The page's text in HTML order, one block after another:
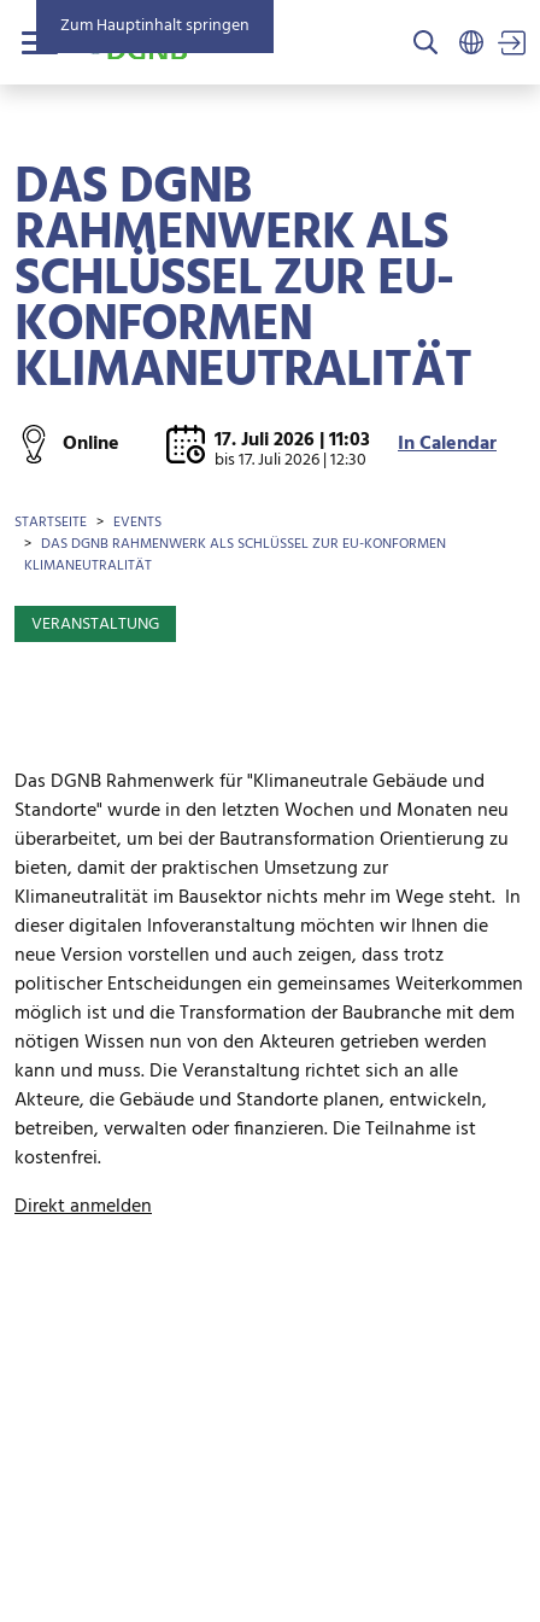
Zum Hauptinhalt springen
Menü
DAS DGNB
RAHMENWERK ALS
SCHLÜSSEL ZUR EU-
KONFORMEN
KLIMANEUTRALITÄT
Online 17. Juli 2026 | 11:03
bis17. Juli 2026 | 12:30 In Calendar
BROTKRÜMEL
STARTSEITE
EVENTS
DAS DGNB RAHMENWERK ALS SCHLÜSSEL ZUR EU-KONFORMEN
KLIMANEUTRALITÄT
VERANSTALTUNG
Das DGNB Rahmenwerk für "Klimaneutrale Gebäude und
Standorte" wurde in den letzten Wochen und Monaten neu
überarbeitet, um bei der Bautransformation Orientierung zu
bieten, damit der praktischen Umsetzung zur
Klimaneutralität im Bausektor nichts mehr im Wege steht. In
dieser digitalen Infoveranstaltung möchten wir Ihnen die
neue Version vorstellen und auch zeigen, dass trotz
politischer Entscheidungen ein gemeinsames Weiterkommen
möglich ist und die Transformation der Baubranche mit dem
nötigen Wissen nun von den Akteuren getrieben werden
kann und muss. Die Veranstaltung richtet sich an alle
Akteure, die Gebäude und Standorte planen, entwickeln,
betreiben, verwalten oder finanzieren. Die Teilnahme ist
kostenfrei.
Direkt anmelden